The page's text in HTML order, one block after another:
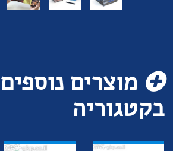
מוצרים נוספים
בקטגוריה